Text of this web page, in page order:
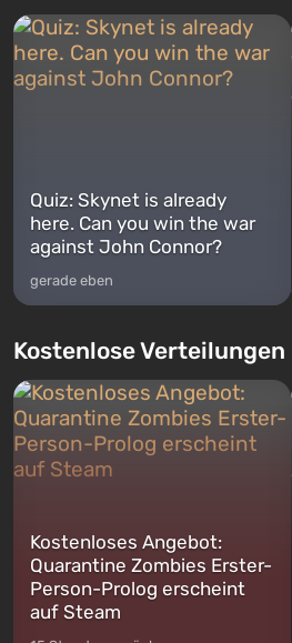
Quiz: Skynet is already
here. Can you win the war
against John Connor?
gerade eben
Kostenlose Verteilungen
Kostenloses Angebot:
Quarantine Zombies Erster-
Person-Prolog erscheint
auf Steam